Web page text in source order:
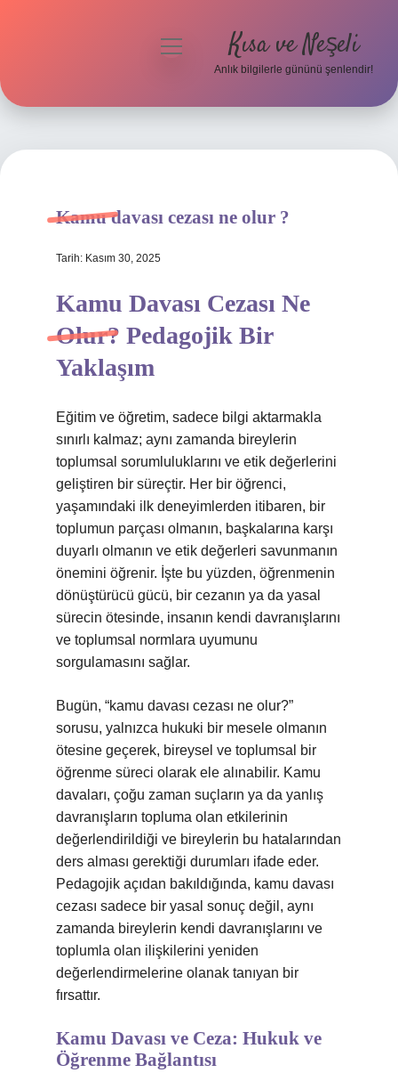
Hakkımızda
menüyü
Kısa ve Neşeli
Anlık bilgilerle gününü şenlendir!
Kamu davası cezası ne olur ?
Tarih: Kasım 30, 2025
Kamu Davası Cezası Ne
Olur? Pedagojik Bir
Yaklaşım
Eğitim ve öğretim, sadece bilgi aktarmakla
sınırlı kalmaz; aynı zamanda bireylerin
toplumsal sorumluluklarını ve etik değerlerini
geliştiren bir süreçtir. Her bir öğrenci,
yaşamındaki ilk deneyimlerden itibaren, bir
toplumun parçası olmanın, başkalarına karşı
duyarlı olmanın ve etik değerleri savunmanın
önemini öğrenir. İşte bu yüzden, öğrenmenin
dönüştürücü gücü, bir cezanın ya da yasal
sürecin ötesinde, insanın kendi davranışlarını
ve toplumsal normlara uyumunu
sorgulamasını sağlar.
Bugün, “kamu davası cezası ne olur?”
sorusu, yalnızca hukuki bir mesele olmanın
ötesine geçerek, bireysel ve toplumsal bir
öğrenme süreci olarak ele alınabilir. Kamu
davaları, çoğu zaman suçların ya da yanlış
davranışların topluma olan etkilerinin
değerlendirildiği ve bireylerin bu hatalarından
ders alması gerektiği durumları ifade eder.
Pedagojik açıdan bakıldığında, kamu davası
cezası sadece bir yasal sonuç değil, aynı
zamanda bireylerin kendi davranışlarını ve
toplumla olan ilişkilerini yeniden
değerlendirmelerine olanak tanıyan bir
fırsattır.
Kamu Davası ve Ceza: Hukuk ve
Öğrenme Bağlantısı